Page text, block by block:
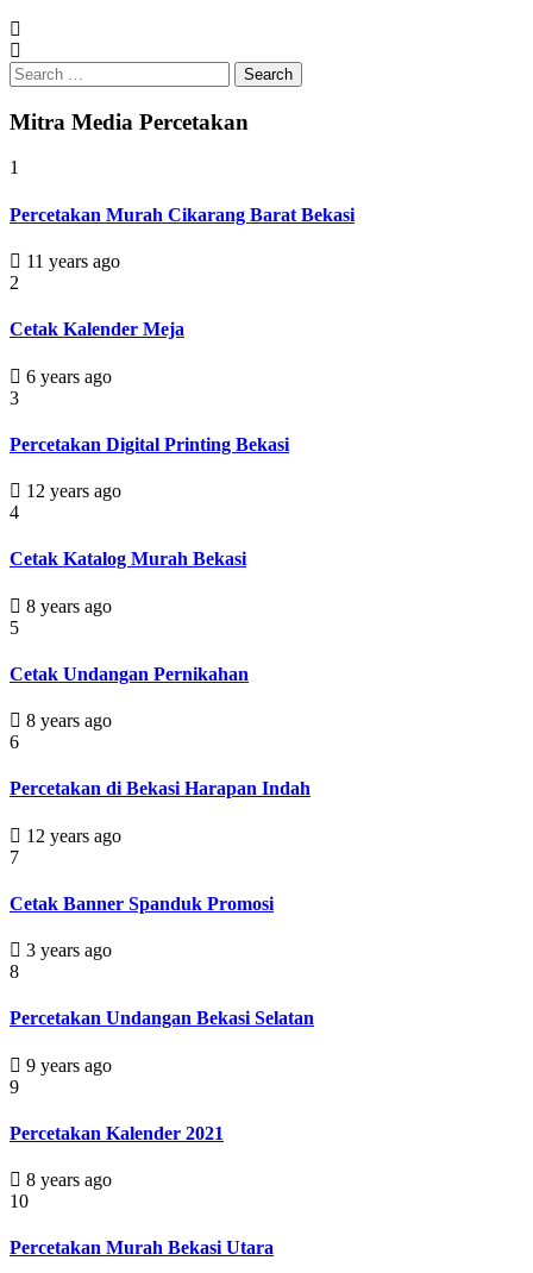
Search
for:
Mitra Media Percetakan
1
Percetakan Murah Cikarang Barat Bekasi
11 years ago
2
Cetak Kalender Meja
6 years ago
3
Percetakan Digital Printing Bekasi
12 years ago
4
Cetak Katalog Murah Bekasi
8 years ago
5
Cetak Undangan Pernikahan
8 years ago
6
Percetakan di Bekasi Harapan Indah
12 years ago
7
Cetak Banner Spanduk Promosi
3 years ago
8
Percetakan Undangan Bekasi Selatan
9 years ago
9
Percetakan Kalender 2021
8 years ago
10
Percetakan Murah Bekasi Utara